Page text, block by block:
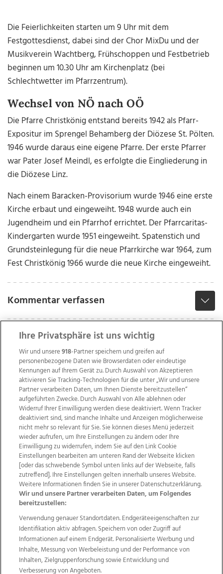
Die Feierlichkeiten starten um 9 Uhr mit dem
Festgottesdienst, dabei sind der Chor MixDu und der
Musikverein Wachtberg, Frühschoppen und Festbetrieb
beginnen um 10.30 Uhr am Kirchenplatz (bei
Schlechtwetter im Pfarrzentrum).
Wechsel von NÖ nach OÖ
Die Pfarre Christkönig entstand bereits 1942 als Pfarr-
Expositur im Sprengel Behamberg der Diözese St. Pölten.
1946 wurde daraus eine eigene Pfarre. Der erste Pfarrer
war Pater Josef Meindl, es erfolgte die Eingliederung in
die Diözese Linz.
Nach einem Baracken-Provisorium wurde 1946 eine erste
Kirche erbaut und eingeweiht. 1948 wurde auch ein
Jugendheim und ein Pfarrhof errichtet. Der Pfarrcaritas-
Kindergarten wurde 1951 eingeweiht. Spatenstich und
Grundsteinlegung für die neue Pfarrkirche war 1964, zum
Fest Christkönig 1966 wurde die neue Kirche eingeweiht.
Kommentar verfassen
Wir über uns Mediadaten Kontakt
Jobs
Datenschutz
Impressum
AGB Anzeigekunden
AGB Website
Ehrenkodex Politische Werbung
Weitere Angebote des Medienhauses Wimmer
TV1 di-mog-i.at OÖNow
Ischler Woche
Life Radio
OÖNachrichten
OÖN Immobilien
OÖN Karriere
OÖN Reise
Promenaden Galerien
Regionaljobs
wasistlos.at wirtrauern.at
Ihre Privatsphäre ist uns wichtig
Wir und unsere918-Partner speichern und greifen auf
personenbezogene Daten wie Browserdaten oder eindeutige
Kennungen auf Ihrem Gerät zu. Durch Auswahl von Akzeptieren
aktivieren Sie Tracking-Technologien für die unter „Wir und unsere
Partner verarbeiten Daten, um Ihnen Dienste bereitzustellen“
aufgeführten Zwecke. Durch Auswahl von Alle ablehnen oder
Widerruf Ihrer Einwilligung werden diese deaktiviert. Wenn Tracker
deaktiviert sind, sind manche Inhalte und Anzeigen möglicherweise
nicht mehr so relevant für Sie. Sie können dieses Menü jederzeit
wieder aufrufen, um Ihre Einstellungen zu ändern oder Ihre
Einwilligung zu widerrufen, indem Sie auf den Link Cookie
Einstellungen bearbeiten am unteren Rand der Webseite klicken
[oder das schwebende Symbol unten links auf der Webseite, falls
zutreffend]. Ihre Einstellungen gelten innerhalb unseres Website.
Weitere Informationen finden Sie in unserer Datenschutzerklärung.
Wir und unsere Partner verarbeiten Daten, um Folgendes
bereitzustellen:
Verwendung genauer Standortdaten. Endgeräteeigenschaften zur
Identifikation aktiv abfragen. Speichern von oder Zugriff auf
Informationen auf einem Endgerät. Personalisierte Werbung und
Inhalte, Messung von Werbeleistung und der Performance von
Inhalten, Zielgruppenforschung sowie Entwicklung und
Verbesserung von Angeboten.